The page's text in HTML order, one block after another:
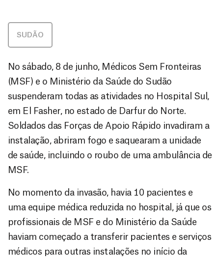
SUDÃO
No sábado, 8 de junho, Médicos Sem Fronteiras
(MSF) e o Ministério da Saúde do Sudão
suspenderam todas as atividades no Hospital Sul,
em El Fasher, no estado de Darfur do Norte.
Soldados das Forças de Apoio Rápido invadiram a
instalação, abriram fogo e saquearam a unidade
de saúde, incluindo o roubo de uma ambulância de
MSF.
No momento da invasão, havia 10 pacientes e
uma equipe médica reduzida no hospital, já que os
profissionais de MSF e do Ministério da Saúde
haviam começado a transferir pacientes e serviços
médicos para outras instalações no início da